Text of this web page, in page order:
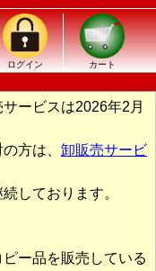
ログイン カート
ービスは2026年2月
方は、 卸販売サービ
しております。
ー品を販売している